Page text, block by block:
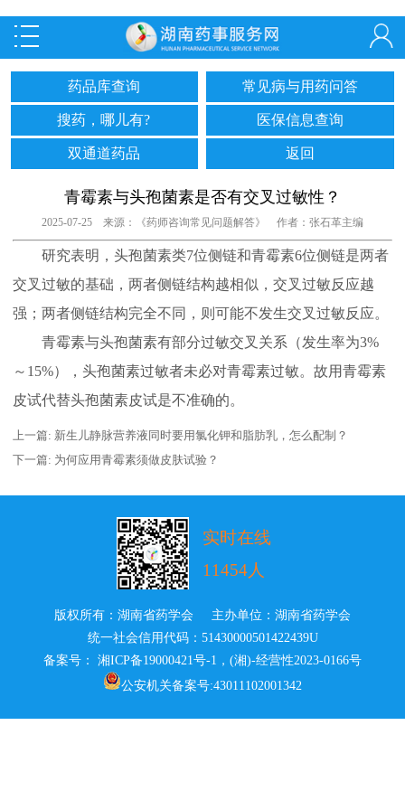
药品库查询 常见病与用药问答
搜药，哪儿有? 医保信息查询
双通道药品 返回
青霉素与头孢菌素是否有交叉过敏性？
2025-07-25 来源：《药师咨询常见问题解答》 作者：张石革主编
研究表明，头孢菌素类7位侧链和青霉素6位侧链是两者
交叉过敏的基础，两者侧链结构越相似，交叉过敏反应越
强；两者侧链结构完全不同，则可能不发生交叉过敏反应。
青霉素与头孢菌素有部分过敏交叉关系（发生率为3%
～15%），头孢菌素过敏者未必对青霉素过敏。故用青霉素
皮试代替头孢菌素皮试是不准确的。
上一篇: 新生儿静脉营养液同时要用氯化钾和脂肪乳，怎么配制？
下一篇: 为何应用青霉素须做皮肤试验？
实时在线
11454人
版权所有：湖南省药学会 主办单位：湖南省药学会
统一社会信用代码：51430000501422439U
备案号： 湘ICP备19000421号-1 ， (湘)-经营性2023-0166号
公安机关备案号:43011102001342